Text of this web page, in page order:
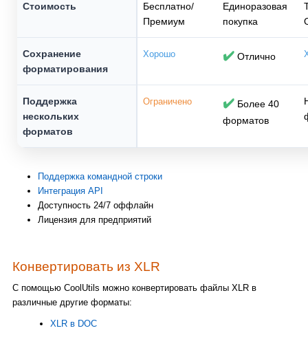
Стоимость
Бесплатно/
Премиум
Единоразовая
покупка
Сохранение
форматирования
Хорошо ✔️ Отлично
Поддержка
нескольких
форматов
Ограничено ✔️ Более 40
форматов
Поддержка командной строки
Интеграция API
Доступность 24/7 оффлайн
Лицензия для предприятий
Конвертировать из XLR
С помощью CoolUtils можно конвертировать файлы XLR в
различные другие форматы:
XLR в DOC